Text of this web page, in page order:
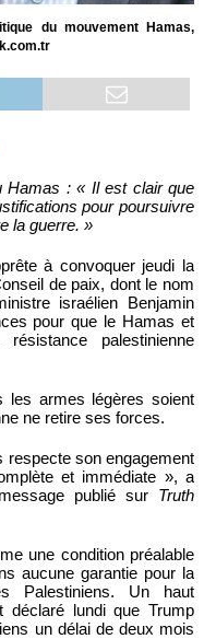
du mouvement Hamas,
Hamas : « Il est clair que
pour poursuivre
la guerre. »
à convoquer jeudi la
de paix, dont le nom
israélien Benjamin
pour que le Hamas et
palestinienne
les armes légères soient
ne retire ses forces.
respecte son engagement
et immédiate », a
publié sur Truth
une condition préalable
aucune garantie pour la
Palestiniens. Un haut
déclaré lundi que Trump
un délai de deux mois